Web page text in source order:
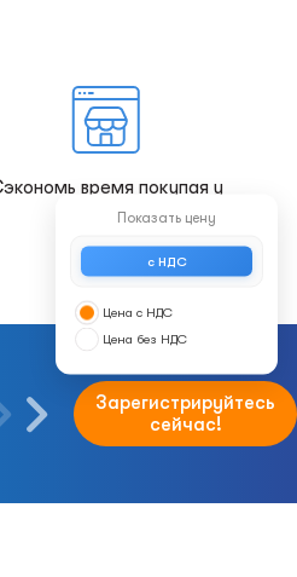
Показать цену
с НДС
Цена с НДС
Цена без НДС
время покупая у
нас!
Зарегистрируйтесь
сейчас!